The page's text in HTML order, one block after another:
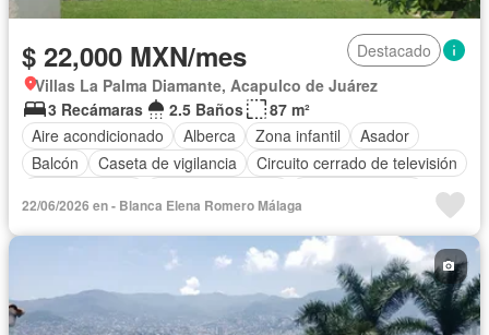
$ 22,000 MXN/mes
Destacado
Villas La Palma Diamante, Acapulco de Juárez
3 Recámaras
2.5 Baños
87 m²
Aire acondicionado
Alberca Zona infantil
Asador
Balcón
Caseta de vigilancia
Circuito cerrado de televisión
Jardín
Azotea Seguridad Terraza
Vista panorámica
22/06/2026 en - Blanca Elena Romero Málaga